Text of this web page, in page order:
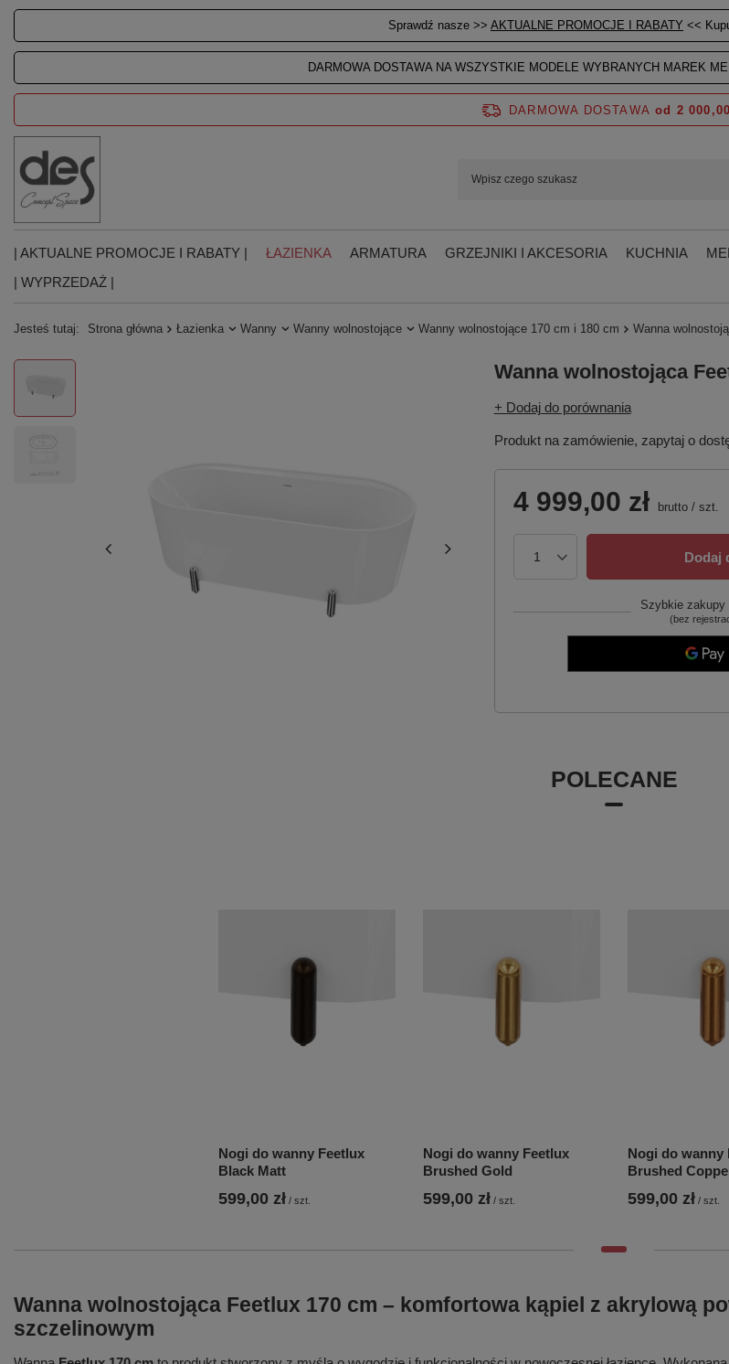
Sprawdź nasze >> AKTUALNE PROMOCJE I RABATY <<
DARMOWA DOSTAWA NA WSZYSTKIE MODELE WYBRANYCH MAREK
DARMOWA DOSTAWA od 2
| AKTUALNE PROMOCJE I RABATY | ŁAZIENKA ARMATURA GRZEJNIKI I AKCESORIA KUCHNIA
| WYPRZEDAŻ |
Jesteś tutaj: Strona główna Łazienka Wanny Wanny wolnostojące Wanny wolnostojące 170 cm i 180 cm Wanna
Wanna wolnostojąca
+ Dodaj do porównania
Produkt na zamówienie, zapytaj o
4 999,00 zł brutto/ szt.
Dodaj
Szybkie zakupy
(bez
POLECANE
Nogi do wanny Feetlux
Black Matt
599,00 zł / szt.
Nogi do wanny Feetlux
Brushed Gold
599,00 zł / szt.
Nogi do wanny
Brushed
599,00 zł / szt.
Wanna wolnostojąca Feetlux 170 cm – komfortowa kąpiel z akrylową
szczelinowym